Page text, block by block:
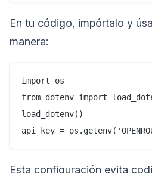
En tu código, impórtalo y
manera:
import os
from dotenv import
load_dotenv()
Esta configuración evita